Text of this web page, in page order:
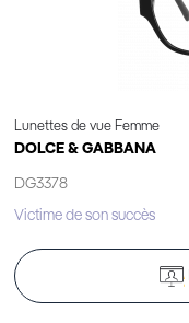
Lunettes de vue Femme
DOLCE & GABBANA
DG3378
Victime de son succès